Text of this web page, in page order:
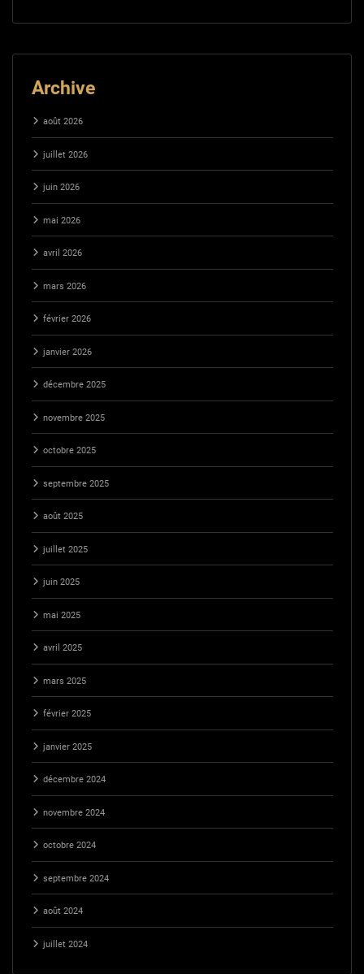
Archive
août 2026
juillet 2026
juin 2026
mai 2026
avril 2026
mars 2026
février 2026
janvier 2026
décembre 2025
novembre 2025
octobre 2025
septembre 2025
août 2025
juillet 2025
juin 2025
mai 2025
avril 2025
mars 2025
février 2025
janvier 2025
décembre 2024
novembre 2024
octobre 2024
septembre 2024
août 2024
juillet 2024